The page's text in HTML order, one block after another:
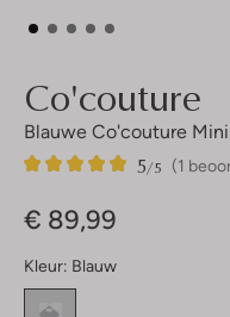
Co'couture
Blauwe Co'couture
(1
5/5
1
5
€ 89,99
Kleur: Blauw